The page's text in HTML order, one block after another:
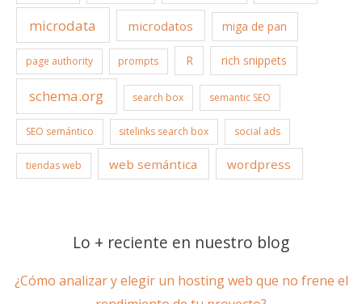
microdata microdatos miga de pan
page authority prompts R rich snippets
schema.org search box semantic SEO
SEO semántico sitelinks search box social ads
tiendas web web semántica wordpress
Lo + reciente en nuestro blog
¿Cómo analizar y elegir un hosting web que no frene el